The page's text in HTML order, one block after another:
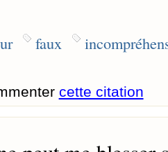
faux
cette citation